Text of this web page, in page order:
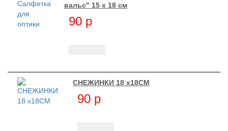
вальс" 15 х 18 см
90 p
СНЕЖИНКИ 18 х18СМ
90 p